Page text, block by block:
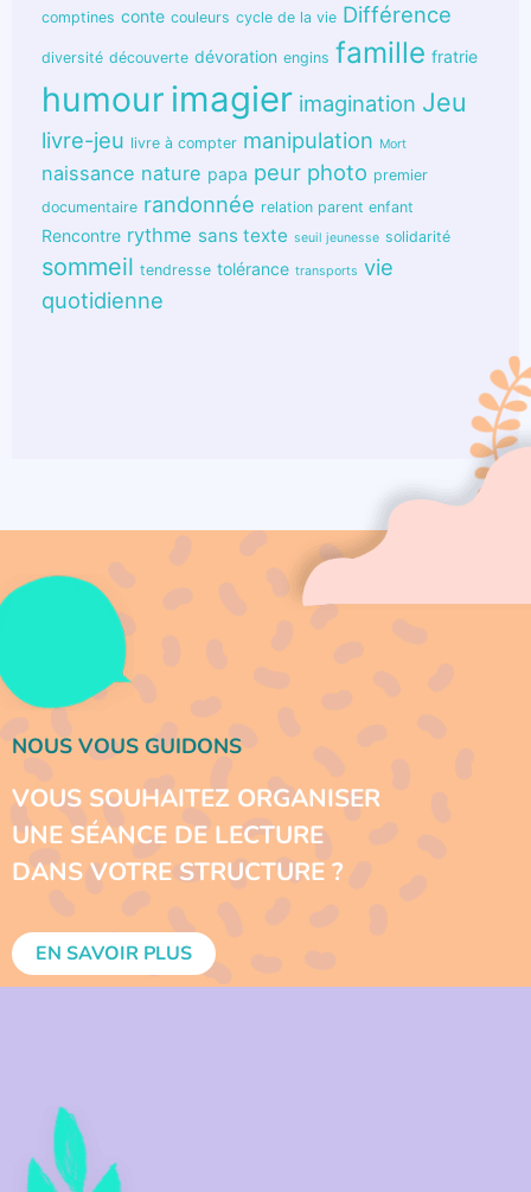
comptines conte couleurs cycle de la vie Différence
diversité découverte dévoration engins famille fratrie
humour imagier imagination Jeu
livre-jeu livre à compter manipulation Mort
naissance nature papa peur photo premier
documentaire randonnée relation parent enfant
Rencontre rythme sans texte seuil jeunesse solidarité
sommeil tendresse tolérance transports vie
quotidienne
NOUS VOUS GUIDONS
VOUS SOUHAITEZ ORGANISER
UNE SÉANCE DE LECTURE
DANS VOTRE STRUCTURE ?
EN SAVOIR PLUS